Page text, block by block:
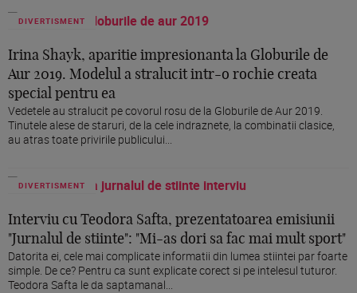
DIVERTISMENT
Irina Shayk, aparitie impresionanta la Globurile de
Aur 2019. Modelul a stralucit intr-o rochie creata
special pentru ea
Vedetele au stralucit pe covorul rosu de la Globurile de Aur 2019.
Tinutele alese de staruri, de la cele indraznete, la combinatii clasice,
au atras toate privirile publicului...
DIVERTISMENT
Interviu cu Teodora Safta, prezentatoarea emisiunii
"Jurnalul de stiinte": "Mi-as dori sa fac mai mult sport"
Datorita ei, cele mai complicate informatii din lumea stiintei par foarte
simple. De ce? Pentru ca sunt explicate corect si pe intelesul tuturor.
Teodora Safta le da saptamanal...